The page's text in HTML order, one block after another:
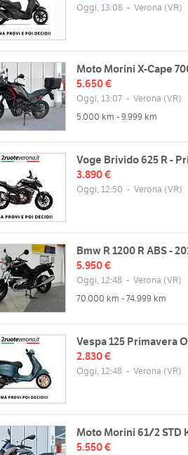
Oggi, 13:08 - Verona (VR)
Moto Morini X-Cape
5.650 €
Oggi, 13:07 - Verona (VR)
5.000 km - 9.999 km
Voge Brivido 625 R -
3.890 €
Oggi, 12:50 - Verona (VR)
Bmw R 1200 R ABS -
5.950 €
Oggi, 12:48 - Verona (VR)
70.000 km - 74.999 km
Vespa 125 Primavera
2.830 €
Oggi, 12:48 - Verona (VR)
Moto Morini 61/2 STD
5.550 €